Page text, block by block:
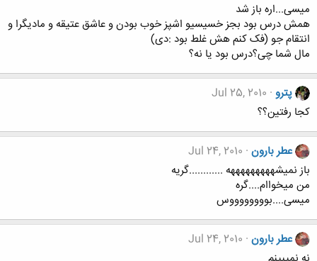
میسی...اره باز شد
همش درس بود بجز خسیسیو اشپز خوب بودن و عاشق عتیقه و مادیگرا و
انتقام جو (فک کنم هش غلط بود :دی)
مال شما چی؟درس بود یا نه؟
پترو Jul 25, 2010
کجا رفتین؟؟
عطر بارون Jul 24, 2010
باز نمیشهههههههههه ............گریه
من میخواام....گره
میسی....بووووووووس
عطر بارون Jul 24, 2010